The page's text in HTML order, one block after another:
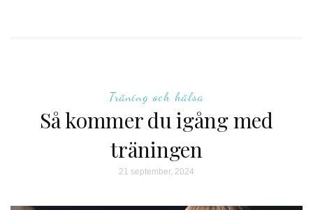
Träning och hälsa
Så kommer du igång med
träningen
21 september, 2024